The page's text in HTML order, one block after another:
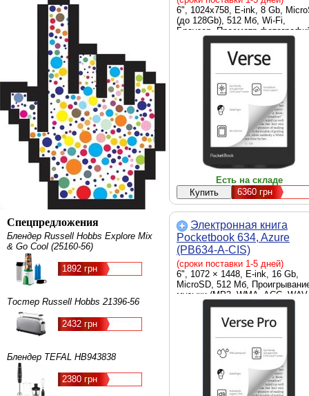
Спецпредложения
Блендер Russell Hobbs Explore Mix
& Go Cool (25160-56)
1892 грн
Тостер Russell Hobbs 21396-56
2432 грн
Блендер TEFAL HB943838
2380 грн
6", 1024х758, E-ink, 8 Gb,
(до 128Gb), 512 Мб, Wi-Fi,
Браузер, Просмотр
Словарь, USB Type C, Wi-Fi,
черный, Li-Ion, 1500 мАч, 108 x
156 x 7.6 мм, 182 г
Есть на складе
6360 грн
Электронная книга
Pocketbook 634, Azure
(PB634-A-CIS)
(сроки поставки 1-5 дней)
6", 1072 × 1448, E-ink, 16 Gb,
MicroSD, 512 Мб,
музыки (MP3, WMA, ACC, WAV,
OGG), Проигрывание музыки
MP3, Програвання музики OGG,
OGG.ZIP, USB Type C, Wi-Fi,
Bluetooth, Android, черный, Li-
1500 мАч, 108 x 156 x 7.6 мм,